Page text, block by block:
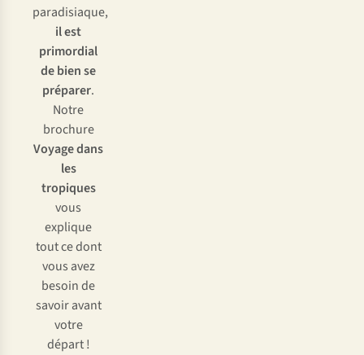
paradisiaque,
il est
primordial
de bien se
préparer.
Notre
brochure
Voyage dans
les
tropiques
vous
explique
tout ce dont
vous avez
besoin de
savoir avant
votre
départ !